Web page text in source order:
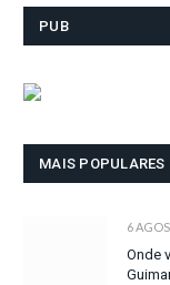
PUB
MAIS POPULARES
6
Onde